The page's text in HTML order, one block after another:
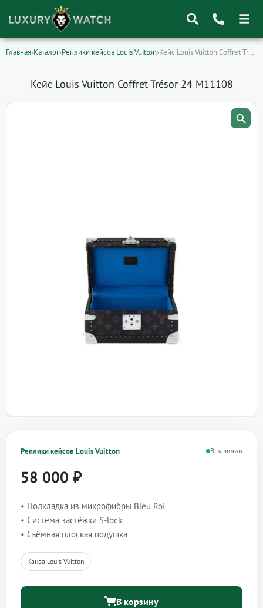
Главная›Каталог›Реплики кейсов Louis Vuitton› Кейс Louis Vuitton Coffret Trésor 24 M11108
Кейс Louis Vuitton Coffret Trésor 24 M11108
Реплики кейсов Louis Vuitton В наличии
58 000 ₽
• Подкладка из микрофибры Bleu Roi
• Система застёжки S-lock
• Съёмная плоская подушка
Канва Louis Vuitton
В корзину